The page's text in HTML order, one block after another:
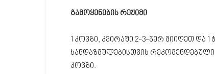
გამოყენების რეჟიმი
1 კოვზი, კვირაში 2-3-ჯერ მიიღეთ
ხანდაზმულებისთვის
კოვზი.